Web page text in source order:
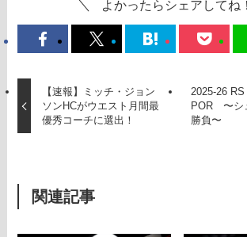
よかったらシェアしてね！
【速報】ミッチ・ジョン
ソンHCがウエスト月間最
優秀コーチに選出！
2025-26
POR 〜シ
勝負〜
関連記事